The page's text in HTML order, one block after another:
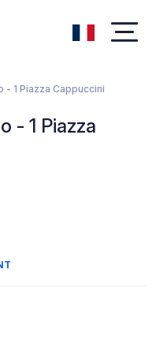
- 1 Piazza Cappuccini
- 1 Piazza